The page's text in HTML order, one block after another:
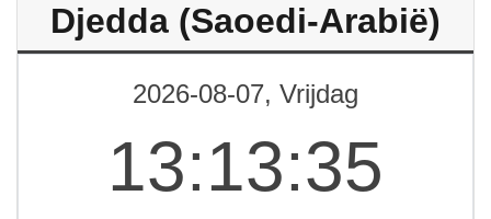
Djedda (Saoedi-Arabië)
2026-08-07, Vrijdag
13:13:35